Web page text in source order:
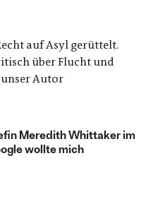
auf Asyl gerüttelt.
über Flucht und
Autor
Meredith Whittaker im
wollte mich